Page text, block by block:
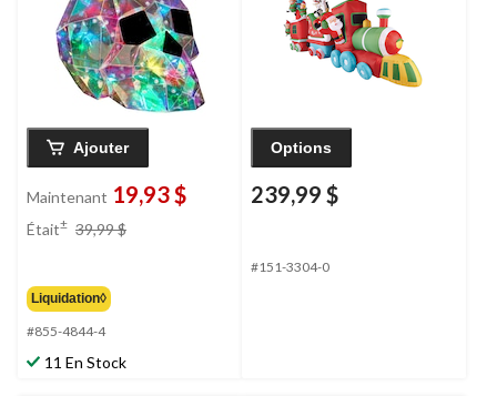
intérieur/extérieur
Ajouter
Maintenant 19,93 $
Était± 39,99 $
Liquidation◊
#855-4844-4
11 En Stock
Options
239,99 $
#151-3304-0